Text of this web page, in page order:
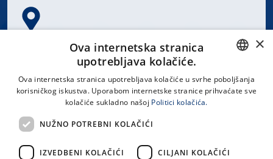
Spinčićeva 1, 21000 Split
LINKOVI
CROATIAN
×
Ova internetska stranica
upotrebljava kolačiće.
Ova internetska stranica upotrebljava kolačiće u svrhe poboljšanja
korisničkog iskustva. Uporabom internetske stranice prihvaćate sve
kolačiće sukladno našoj Politici kolačića.
NUŽNO POTREBNI KOLAČIĆI
IZVEDBENI KOLAČIĆI CILJANI KOLAČIĆI